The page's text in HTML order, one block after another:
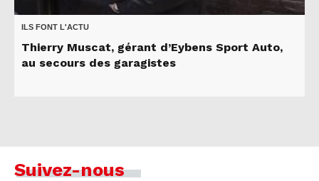
ILS FONT L'ACTU
Thierry Muscat, gérant d’Eybens Sport Auto,
au secours des garagistes
Suivez-nous